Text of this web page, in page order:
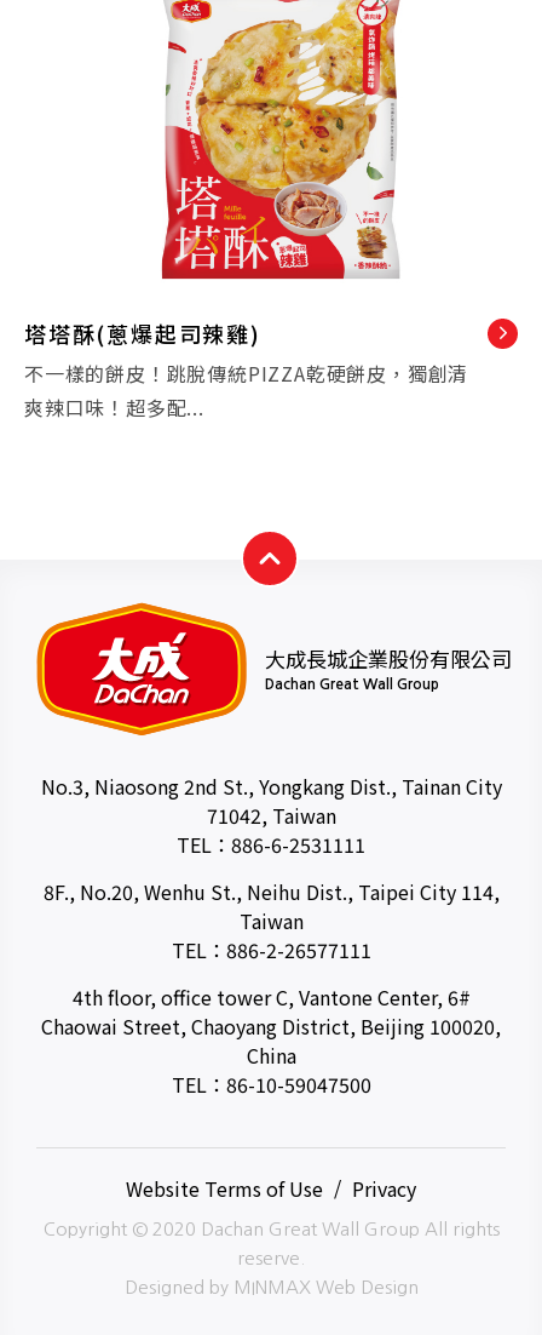
塔塔酥(蔥爆起司辣雞)
不一樣的餅皮！跳脫傳統PIZZA乾硬餅皮，獨創清
爽辣口味！超多配...
大成長城企業股份有限公司
Dachan Great Wall Group
No.3, Niaosong 2nd St., Yongkang Dist., Tainan City
71042, Taiwan
TEL： 886-6-2531111
8F., No.20, Wenhu St., Neihu Dist., Taipei City 114,
Taiwan
TEL： 886-2-26577111
4th floor, office tower C, Vantone Center, 6#
Chaowai Street, Chaoyang District, Beijing 100020,
China
TEL： 86-10-59047500
Website Terms of Use Privacy
Copyright © 2020 Dachan Great Wall Group All rights
reserve.
Designed by MINMAX Web Design